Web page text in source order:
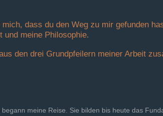
mich, dass du den Weg zu mir gefunden
und meine Philosophie.
den drei Grundpfeilern meiner Arbeit
meine Reise. Sie bilden bis heute das